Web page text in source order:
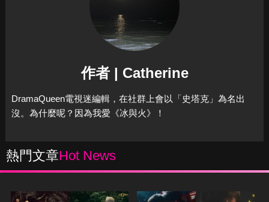
作者 | Catherine
DramaQueen電視迷編輯，在社群上會以「史塔克」為名出
沒。為什麼呢？因為我愛《冰與火》！
熱門文章Hot News